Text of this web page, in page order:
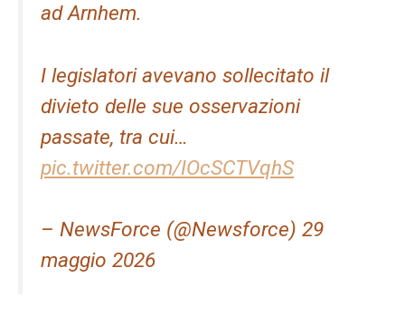
ad Arnhem.
I legislatori avevano sollecitato il
divieto delle sue osservazioni
passate, tra cui…
pic.twitter.com/IOcSCTVqhS
– NewsForce (@Newsforce) 29
maggio 2026